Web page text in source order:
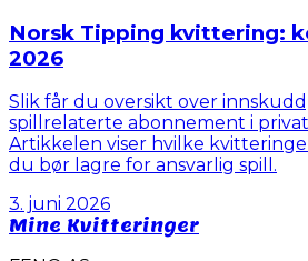
Norsk Tipping kvittering:
2026
Slik får du oversikt over
spillrelaterte abonnement i
Artikkelen viser hvilke
du bør lagre for ansvarlig spill.
3. juni 2026
Mine Kvitteringer